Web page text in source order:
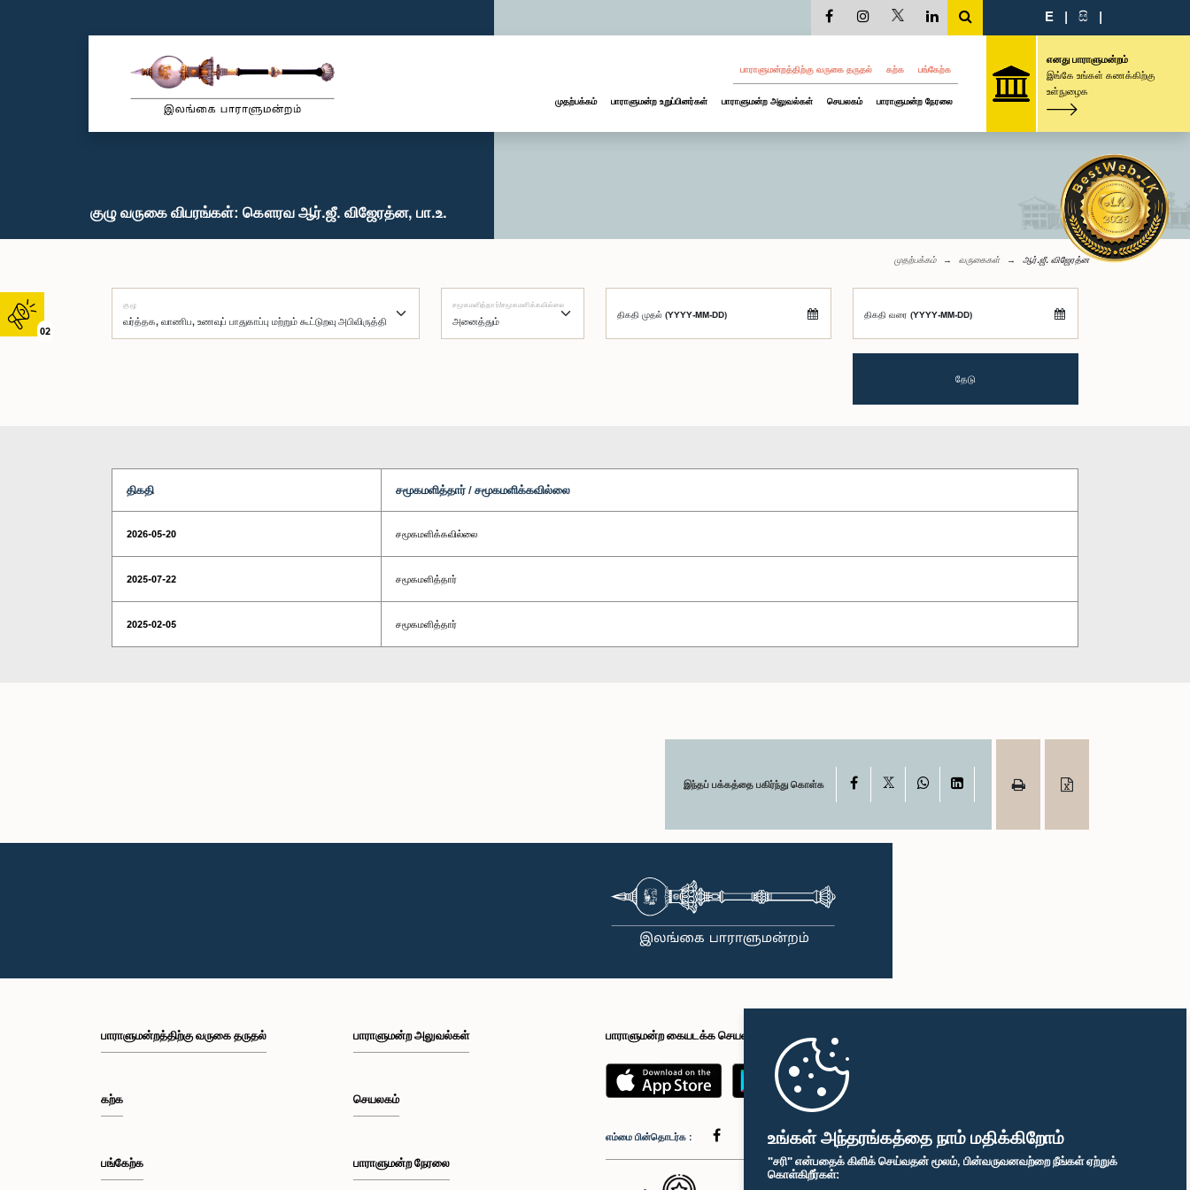
உங்கள் அந்தரங்கத்தை நாம் மதிக்கிறோம்
"சரி" என்பதைக் கிளிக் செய்வதன் மூலம், பின்வருவனவற்றை நீங்கள் ஏற்றுக்
கொள்கிறீர்கள்:
02
E | සි |
பாராளுமன்றத்திற்கு வருகை தருதல் கற்க பங்கேற்க
முதற்பக்கம் பாராளுமன்ற உறுப்பினர்கள் பாராளுமன்ற அலுவல்கள் செயலகம் பாராளுமன்ற நேரலை
எனது பாராளுமன்றம்
இங்கே உங்கள் கணக்கிற்கு
உள்நுழைக
குழு வருகை விபரங்கள்: கௌரவ ஆர்.ஜீ. விஜேரத்ன, பா.உ.
முதற்பக்கம் வருகைகள் ஆர்.ஜீ. விஜேரத்ன
குழு சமூகமளித்தார்/சமூகமளிக்கவில்லை
திகதி முதல் (YYYY-MM-DD) திகதி வரை (YYYY-MM-DD)
தேடு
திகதி சமூகமளித்தார் / சமூகமளிக்கவில்லை
2026-05-20 சமூகமளிக்கவில்லை
2025-07-22 சமூகமளித்தார்
2025-02-05 சமூகமளித்தார்
இந்தப் பக்கத்தை பகிர்ந்து கொள்க Facebook WhatsAppLinkedIn
பாராளுமன்றத்திற்கு வருகை தருதல்
கற்க
பங்கேற்க
பாராளுமன்ற அலுவல்கள்
செயலகம்
பாராளுமன்ற நேரலை
பாராளுமன்ற கையடக்க செயலி
எம்மை பின்தொடர்க :